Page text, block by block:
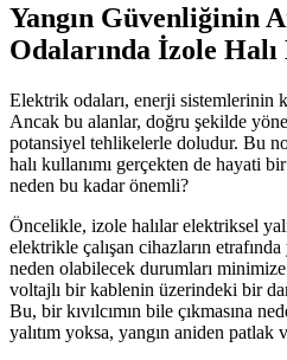
Yangın Güvenliğinin
Odalarında İzole Halı
Elektrik odaları, enerji sistemlerinin
Ancak bu alanlar, doğru şekilde
potansiyel tehlikelerle doludur. Bu
halı kullanımı gerçekten de hayati
neden bu kadar önemli?
Öncelikle, izole halılar elektriksel
elektrikle çalışan cihazların
neden olabilecek durumları
voltajlı bir kablenin üzerindeki bir
Bu, bir kıvılcımın bile çıkmasına
yalıtım yoksa, yangın aniden patlak